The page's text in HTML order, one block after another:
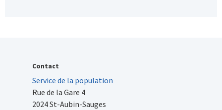
Contact
Service de la population
Rue de la Gare 4
2024 St-Aubin-Sauges